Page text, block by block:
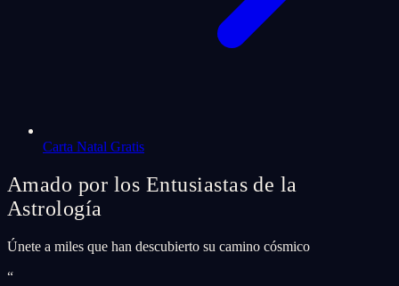
Carta Natal Gratis
Amado por los Entusiastas de la
Astrología
Únete a miles que han descubierto su camino cósmico
“